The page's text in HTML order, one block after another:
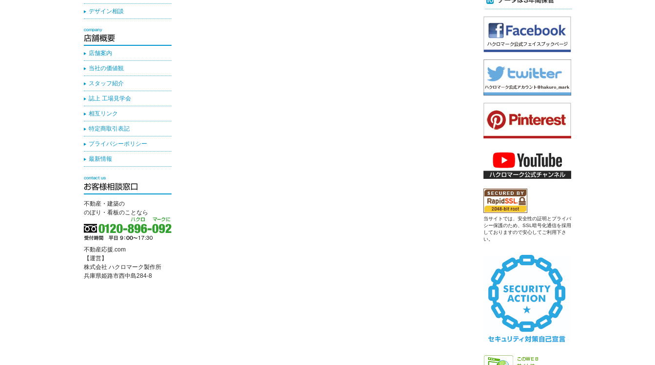
当サイトでは、安全性の証明とプライバ
シー保護のため、SSL暗号化通信を採用
しておりますので安心してご利用下さ
い。
デザイン相談
店舗案内
当社の価値観
スタッフ紹介
誌上 工場見学会
相互リンク
特定商取引表記
プライバシーポリシー
最新情報
不動産・建築の
のぼり・看板のことなら
不動産応援.com
【運営】
株式会社 ハクロマーク製作所
兵庫県姫路市西中島284-8